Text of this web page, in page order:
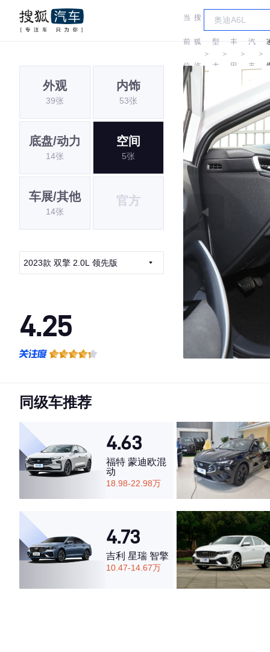
当
前
位
置:
搜
狐
汽
＞
车
型
大
＞
丰
田
＞
汽
丰
＞
外观
39张
内饰
53张
底盘/动力
14张
空间
5张
车展/其他
14张
官方
2023款 双擎 2.0L 领先版
4.25
·空间表现一般，低于84%同级车
同级车推荐
4.63
福特 蒙迪欧混
动
18.98-22.98万
4.73
吉利 星瑞 智擎
10.47-14.67万